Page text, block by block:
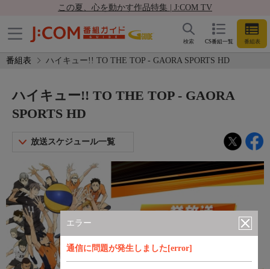
この夏、心を動かす作品特集 | J:COM TV
CS番組一覧 番組表
検索
番組表 ハイキュー!! TO THE TOP - GAORA SPORTS HD
エラー
通信に問題が発生しました[error]
ハイキュー!! TO THE TOP - GAORA
SPORTS HD
放送スケジュール一覧